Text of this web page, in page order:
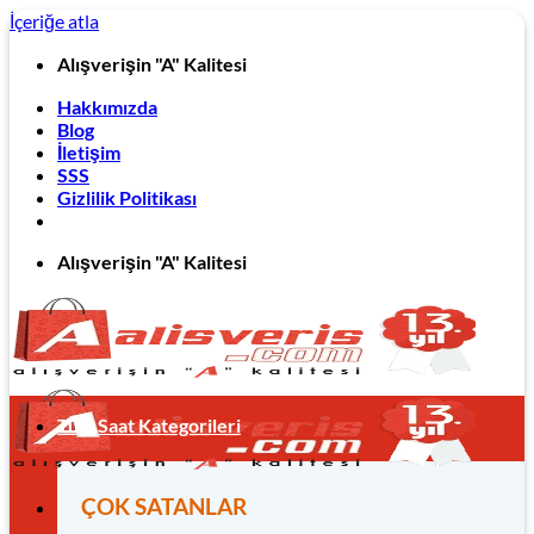
İçeriğe atla
Alışverişin "A" Kalitesi
Hakkımızda
Blog
İletişim
SSS
Gizlilik Politikası
Alışverişin "A" Kalitesi
Tüm Saat Kategorileri
ÇOK SATANLAR